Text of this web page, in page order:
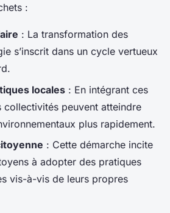
:
: La transformation des
s’inscrit dans un cycle vertueux
locales : En intégrant ces
collectivités peuvent atteindre
plus rapidement.
: Cette démarche incite
à adopter des pratiques
vis-à-vis de leurs propres